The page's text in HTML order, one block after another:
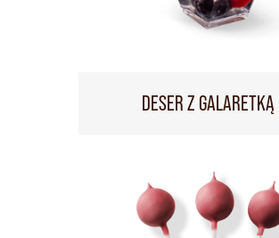
DESER Z GALARETKĄ